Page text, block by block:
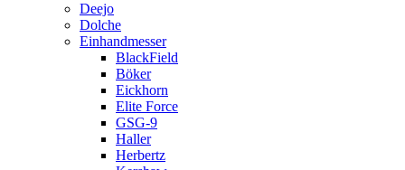
Deejo
Dolche
Einhandmesser
BlackField
Böker
Eickhorn
Elite Force
GSG-9
Haller
Herbertz